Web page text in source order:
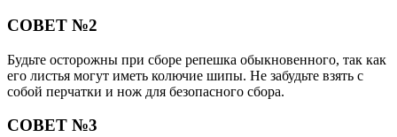
СОВЕТ №2
Будьте осторожны при сборе репешка обыкновенного, так как
его листья могут иметь колючие шипы. Не забудьте взять с
собой перчатки и нож для безопасного сбора.
СОВЕТ №3